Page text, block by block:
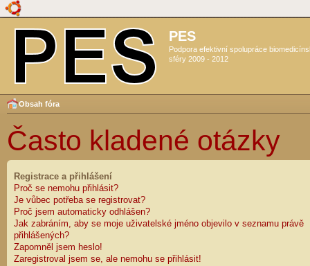
PES
Podpora efektivní spolupráce
sféry 2009 - 2012
Obsah fóra
Často kladené otázky
Registrace a přihlášení
Proč se nemohu přihlásit?
Je vůbec potřeba se registrovat?
Proč jsem automaticky odhlášen?
Jak zabráním, aby se moje uživatelské jméno objevilo v seznamu právě
přihlášených?
Zapomněl jsem heslo!
Zaregistroval jsem se, ale nemohu se přihlásit!